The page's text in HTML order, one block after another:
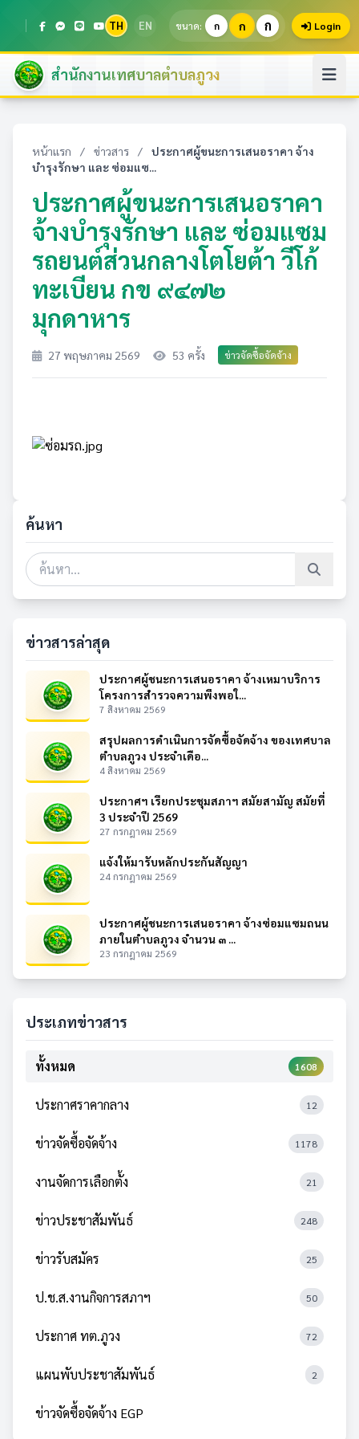
TH EN ขนาด: ก ก ก Login
สำนักงานเทศบาลตำบลภูวง
หน้าแรก / ข่าวสาร /
ประกาศผู้ขนะการเสนอราคา จ้าง
บำรุงรักษา และ ซ่อมแซ...
ประกาศผู้ขนะการเสนอราคา
จ้างบำรุงรักษา และ ซ่อมแซม
รถยนต์ส่วนกลางโตโยต้า วีโก้
ทะเบียน กข ๙๔๗๒
มุกดาหาร
27 พฤษภาคม 2569 53 ครั้ง ข่าวจัดซื้อจัดจ้าง
ค้นหา
ข่าวสารล่าสุด
ประกาศผู้ชนะการเสนอราคา จ้างเหมาบริการ
โครงการสำรวจความพึงพอใ...
7 สิงหาคม 2569
สรุปผลการดำเนินการจัดซื้อจัดจ้าง ของเทศบาล
ตำบลภูวง ประจำเดือ...
4 สิงหาคม 2569
ประกาศฯ เรียกประชุมสภาฯ สมัยสามัญ สมัยที่
3 ประจำปี 2569
27 กรกฎาคม 2569
แจ้งให้มารับหลักประกันสัญญา
24 กรกฎาคม 2569
ประกาศผู้ชนะการเสนอราคา จ้างซ่อมแซมถนน
ภายในตำบลภูวง จำนวน ๓ ...
23 กรกฎาคม 2569
ประเภทข่าวสาร
ทั้งหมด 1608
ประกาศราคากลาง 12
ข่าวจัดซื้อจัดจ้าง 1178
งานจัดการเลือกตั้ง 21
ข่าวประชาสัมพันธ์ 248
ข่าวรับสมัคร 25
ป.ช.ส.งานกิจการสภาฯ 50
ประกาศ ทต.ภูวง 72
แผนพับประชาสัมพันธ์ 2
ข่าวจัดซื้อจัดจ้าง EGP